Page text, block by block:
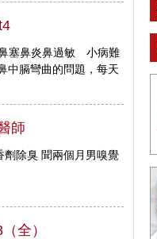
塞鼻炎鼻過敏 小病難
中膈彎曲的問題，每天
師
劑除臭 聞兩個月男嗅覺
全）